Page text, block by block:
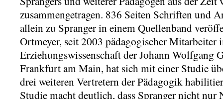
zusammengetragen. 836 Seiten Schriften und
allein zu Spranger in einem Quellenband
Ortmeyer, seit 2003 pädagogischer Mitarbeiter
Erziehungswissenschaft der Johann Wolfgang
Frankfurt am Main, hat sich mit einer Studie
drei weiteren Vertretern der Pädagogik
Studie macht deutlich, dass Spranger nicht nur